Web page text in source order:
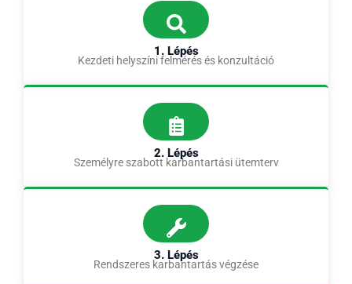
1. Lépés
Kezdeti helyszíni felmérés és konzultáció
2. Lépés
Személyre szabott karbantartási ütemterv
3. Lépés
Rendszeres karbantartás végzése